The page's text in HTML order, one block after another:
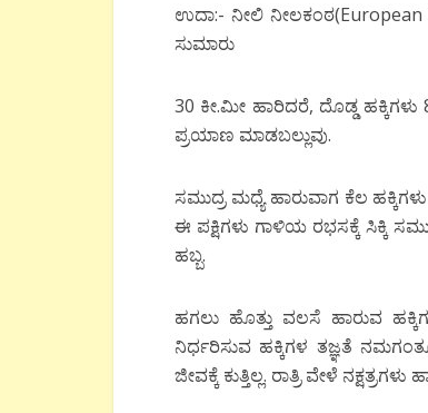
ಉದಾ:- ನೀಲಿ
ಸುಮಾರು
30 ಕೀ.ಮೀ ಹಾರಿದರೆ, ದೊಡ್ಡ ಹಕ್ಕಿಗಳು
ಪ್ರಯಾಣ ಮಾಡಬಲ್ಲುವು.
ಸಮುದ್ರ ಮಧ್ಯೆ ಹಾರುವಾಗ ಕೆಲ
ಈ ಪಕ್ಷಿಗಳು ಗಾಳಿಯ ರಭಸಕ್ಕೆ ಸಿಕ್ಕಿ
ಹಬ್ಬ.
ಹಗಲು ಹೊತ್ತು ವಲಸೆ ಹಾರುವ
ನಿರ್ಧರಿಸುವ ಹಕ್ಕಿಗಳ ತಜ್ಞತೆ
ಜೀವಕ್ಕೆ ಕುತ್ತಿಲ್ಲ. ರಾತ್ರಿ ವೇಳೆ